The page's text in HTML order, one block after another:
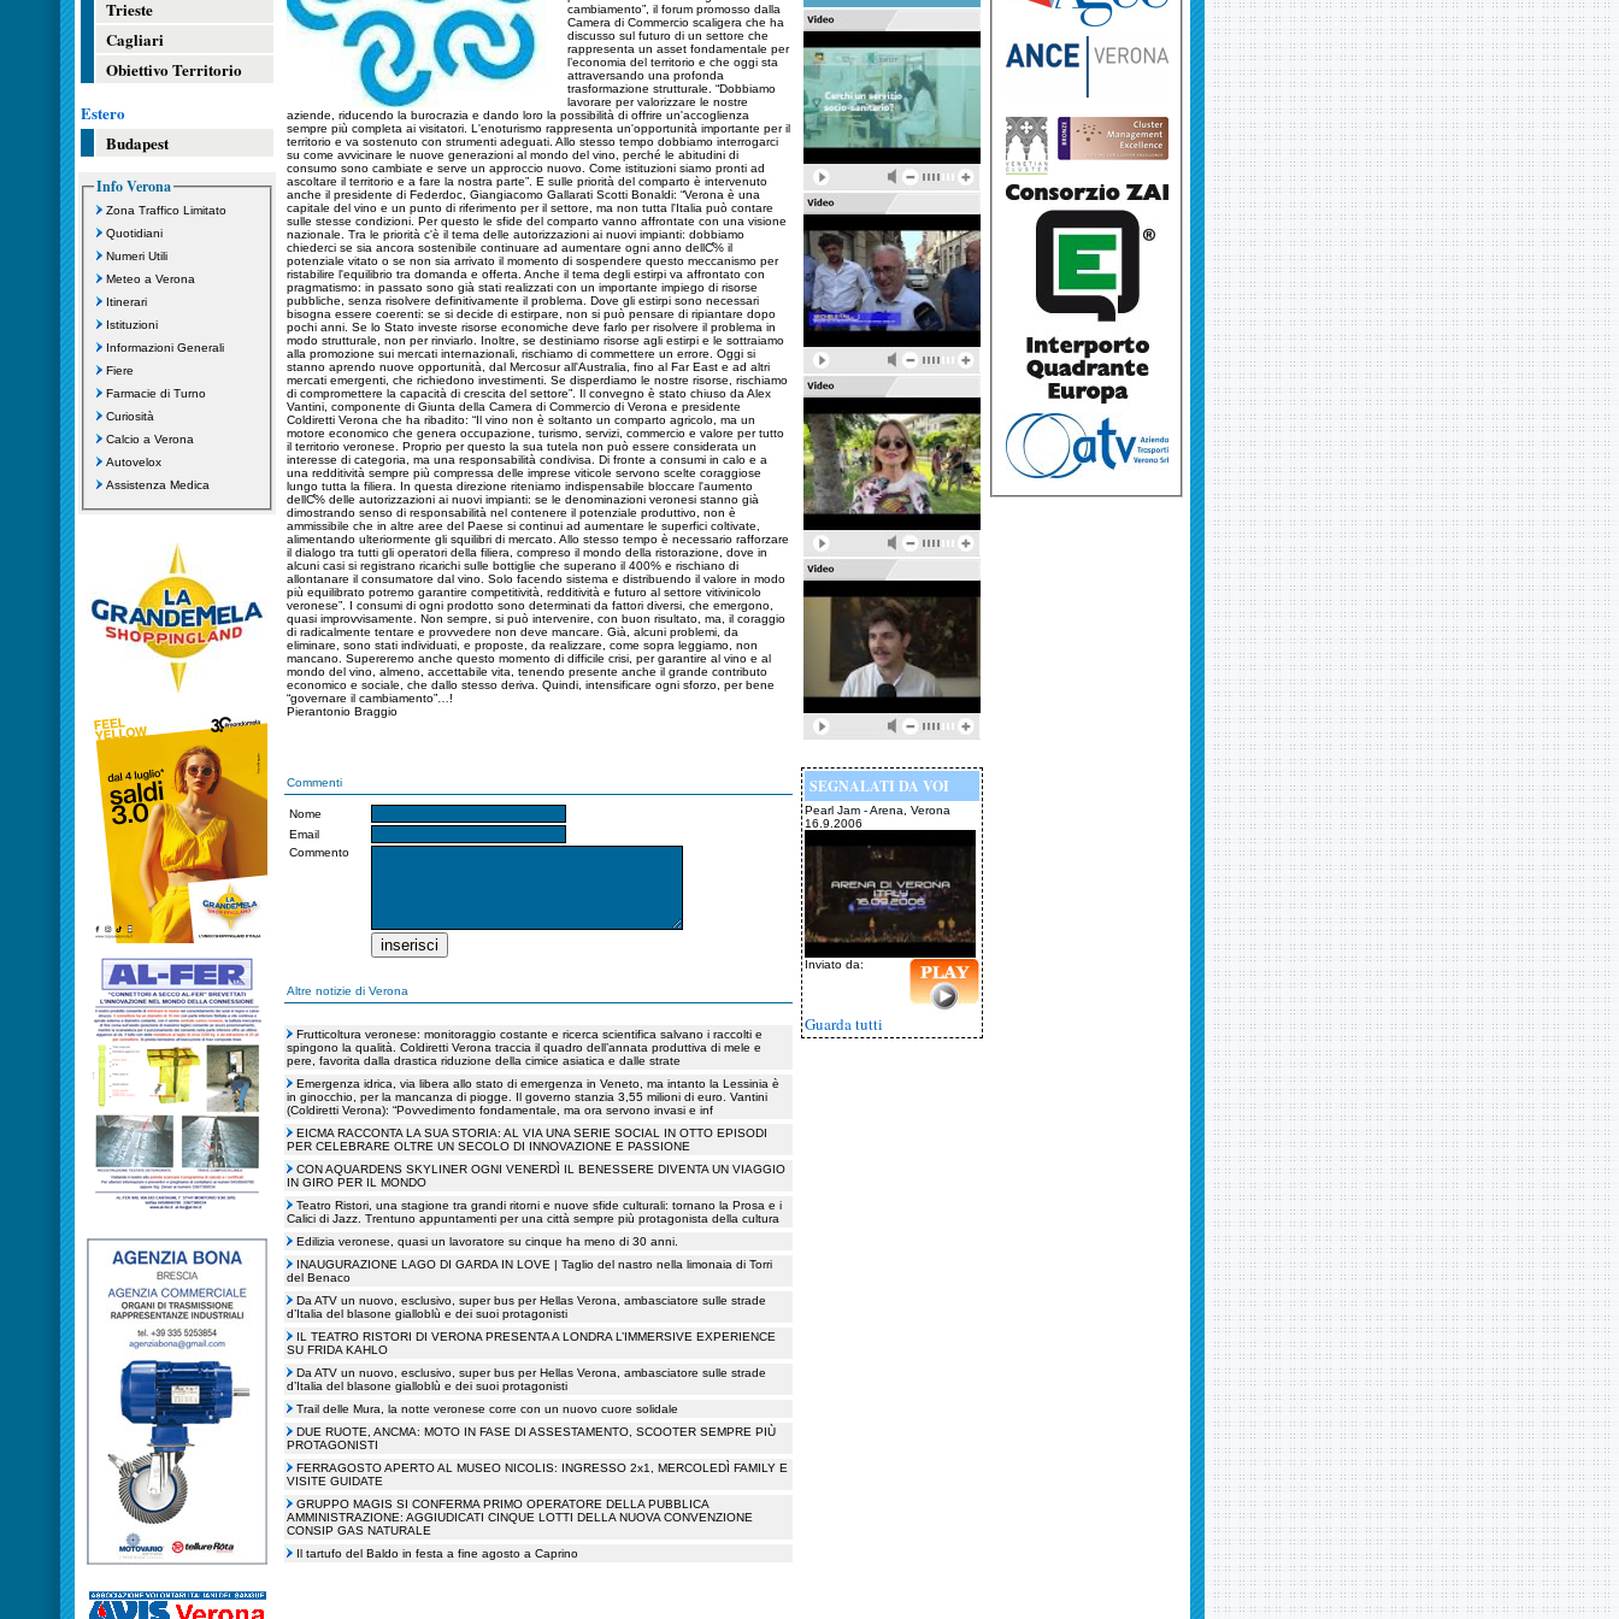
Trieste
Cagliari
Obiettivo Territorio
Estero
Budapest
Info Verona
Zona Traffico Limitato
Quotidiani
Numeri Utili
Meteo a Verona
Itinerari
Istituzioni
Informazioni Generali
Fiere
Farmacie di Turno
Curiosità
Calcio a Verona
Autovelox
Assistenza Medica
cambiamento”, il forum promosso dalla
Camera di Commercio scaligera che ha
discusso sul futuro di un settore che
rappresenta un asset fondamentale per
l’economia del territorio e che oggi sta
attraversando una profonda
trasformazione strutturale. “Dobbiamo
lavorare per valorizzare le nostre
aziende, riducendo la burocrazia e dando loro la possibilità di offrire un'accoglienza
sempre più completa ai visitatori. L'enoturismo rappresenta un'opportunità importante per il
territorio e va sostenuto con strumenti adeguati. Allo stesso tempo dobbiamo interrogarci
su come avvicinare le nuove generazioni al mondo del vino, perché le abitudini di
consumo sono cambiate e serve un approccio nuovo. Come istituzioni siamo pronti ad
ascoltare il territorio e a fare la nostra parte”. E sulle priorità del comparto è intervenuto
anche il presidente di Federdoc, Giangiacomo Gallarati Scotti Bonaldi: “Verona è una
capitale del vino e un punto di riferimento per il settore, ma non tutta l'Italia può contare
sulle stesse condizioni. Per questo le sfide del comparto vanno affrontate con una visione
nazionale. Tra le priorità c'è il tema delle autorizzazioni ai nuovi impianti: dobbiamo
chiederci se sia ancora sostenibile continuare ad aumentare ogni anno dellƇ% il
potenziale vitato o se non sia arrivato il momento di sospendere questo meccanismo per
ristabilire l'equilibrio tra domanda e offerta. Anche il tema degli estirpi va affrontato con
pragmatismo: in passato sono già stati realizzati con un importante impiego di risorse
pubbliche, senza risolvere definitivamente il problema. Dove gli estirpi sono necessari
bisogna essere coerenti: se si decide di estirpare, non si può pensare di ripiantare dopo
pochi anni. Se lo Stato investe risorse economiche deve farlo per risolvere il problema in
modo strutturale, non per rinviarlo. Inoltre, se destiniamo risorse agli estirpi e le sottraiamo
alla promozione sui mercati internazionali, rischiamo di commettere un errore. Oggi si
stanno aprendo nuove opportunità, dal Mercosur all'Australia, fino al Far East e ad altri
mercati emergenti, che richiedono investimenti. Se disperdiamo le nostre risorse, rischiamo
di compromettere la capacità di crescita del settore”. Il convegno è stato chiuso da Alex
Vantini, componente di Giunta della Camera di Commercio di Verona e presidente
Coldiretti Verona che ha ribadito: “Il vino non è soltanto un comparto agricolo, ma un
motore economico che genera occupazione, turismo, servizi, commercio e valore per tutto
il territorio veronese. Proprio per questo la sua tutela non può essere considerata un
interesse di categoria, ma una responsabilità condivisa. Di fronte a consumi in calo e a
una redditività sempre più compressa delle imprese viticole servono scelte coraggiose
lungo tutta la filiera. In questa direzione riteniamo indispensabile bloccare l'aumento
dellƇ% delle autorizzazioni ai nuovi impianti: se le denominazioni veronesi stanno già
dimostrando senso di responsabilità nel contenere il potenziale produttivo, non è
ammissibile che in altre aree del Paese si continui ad aumentare le superfici coltivate,
alimentando ulteriormente gli squilibri di mercato. Allo stesso tempo è necessario rafforzare
il dialogo tra tutti gli operatori della filiera, compreso il mondo della ristorazione, dove in
alcuni casi si registrano ricarichi sulle bottiglie che superano il 400% e rischiano di
allontanare il consumatore dal vino. Solo facendo sistema e distribuendo il valore in modo
più equilibrato potremo garantire competitività, redditività e futuro al settore vitivinicolo
veronese”. I consumi di ogni prodotto sono determinati da fattori diversi, che emergono,
quasi improvvisamente. Non sempre, si può intervenire, con buon risultato, ma, il coraggio
di radicalmente tentare e provvedere non deve mancare. Già, alcuni problemi, da
eliminare, sono stati individuati, e proposte, da realizzare, come sopra leggiamo, non
mancano. Supereremo anche questo momento di difficile crisi, per garantire al vino e al
mondo del vino, almeno, accettabile vita, tenendo presente anche il grande contributo
economico e sociale, che dallo stesso deriva. Quindi, intensificare ogni sforzo, per bene
“governare il cambiamento”…!
Pierantonio Braggio
Commenti
Nome
Email
Commento
Altre notizie di Verona
Frutticoltura veronese: monitoraggio costante e ricerca scientifica salvano i raccolti e
spingono la qualità. Coldiretti Verona traccia il quadro dell’annata produttiva di mele e
pere, favorita dalla drastica riduzione della cimice asiatica e dalle strate
Emergenza idrica, via libera allo stato di emergenza in Veneto, ma intanto la Lessinia è
in ginocchio, per la mancanza di piogge. Il governo stanzia 3,55 milioni di euro. Vantini
(Coldiretti Verona): “Povvedimento fondamentale, ma ora servono invasi e inf
EICMA RACCONTA LA SUA STORIA: AL VIA UNA SERIE SOCIAL IN OTTO EPISODI
PER CELEBRARE OLTRE UN SECOLO DI INNOVAZIONE E PASSIONE
CON AQUARDENS SKYLINER OGNI VENERDÌ IL BENESSERE DIVENTA UN VIAGGIO
IN GIRO PER IL MONDO
Teatro Ristori, una stagione tra grandi ritorni e nuove sfide culturali: tornano la Prosa e i
Calici di Jazz. Trentuno appuntamenti per una città sempre più protagonista della cultura
Edilizia veronese, quasi un lavoratore su cinque ha meno di 30 anni.
INAUGURAZIONE LAGO DI GARDA IN LOVE | Taglio del nastro nella limonaia di Torri
del Benaco
Da ATV un nuovo, esclusivo, super bus per Hellas Verona, ambasciatore sulle strade
d’Italia del blasone gialloblù e dei suoi protagonisti
IL TEATRO RISTORI DI VERONA PRESENTA A LONDRA L’IMMERSIVE EXPERIENCE
SU FRIDA KAHLO
Da ATV un nuovo, esclusivo, super bus per Hellas Verona, ambasciatore sulle strade
d’Italia del blasone gialloblù e dei suoi protagonisti
Trail delle Mura, la notte veronese corre con un nuovo cuore solidale
DUE RUOTE, ANCMA: MOTO IN FASE DI ASSESTAMENTO, SCOOTER SEMPRE PIÙ
PROTAGONISTI
FERRAGOSTO APERTO AL MUSEO NICOLIS: INGRESSO 2x1, MERCOLEDÌ FAMILY E
VISITE GUIDATE
GRUPPO MAGIS SI CONFERMA PRIMO OPERATORE DELLA PUBBLICA
AMMINISTRAZIONE: AGGIUDICATI CINQUE LOTTI DELLA NUOVA CONVENZIONE
CONSIP GAS NATURALE
Il tartufo del Baldo in festa a fine agosto a Caprino
SEGNALATI DA VOI
Pearl Jam - Arena, Verona
16.9.2006
Inviato da:
Guarda tutti